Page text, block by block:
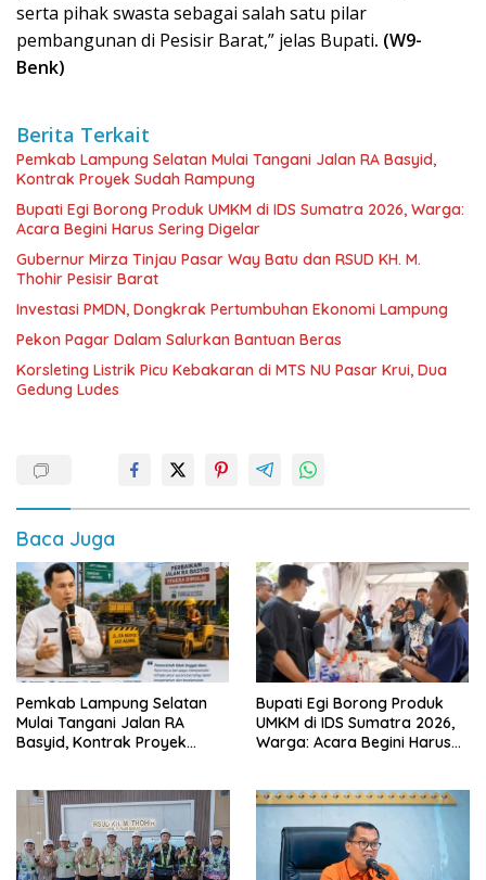
serta pihak swasta sebagai salah satu pilar
pembangunan di Pesisir Barat,” jelas Bupati. (W9-
Benk)
Berita Terkait
Pemkab Lampung Selatan Mulai Tangani Jalan RA Basyid,
Kontrak Proyek Sudah Rampung
Bupati Egi Borong Produk UMKM di IDS Sumatra 2026, Warga:
Acara Begini Harus Sering Digelar
Gubernur Mirza Tinjau Pasar Way Batu dan RSUD KH. M.
Thohir Pesisir Barat
Investasi PMDN, Dongkrak Pertumbuhan Ekonomi Lampung
Pekon Pagar Dalam Salurkan Bantuan Beras
Korsleting Listrik Picu Kebakaran di MTS NU Pasar Krui, Dua
Gedung Ludes
Baca Juga
Pemkab Lampung Selatan
Mulai Tangani Jalan RA
Basyid, Kontrak Proyek
Bupati Egi Borong Produk
UMKM di IDS Sumatra 2026,
Warga: Acara Begini Harus